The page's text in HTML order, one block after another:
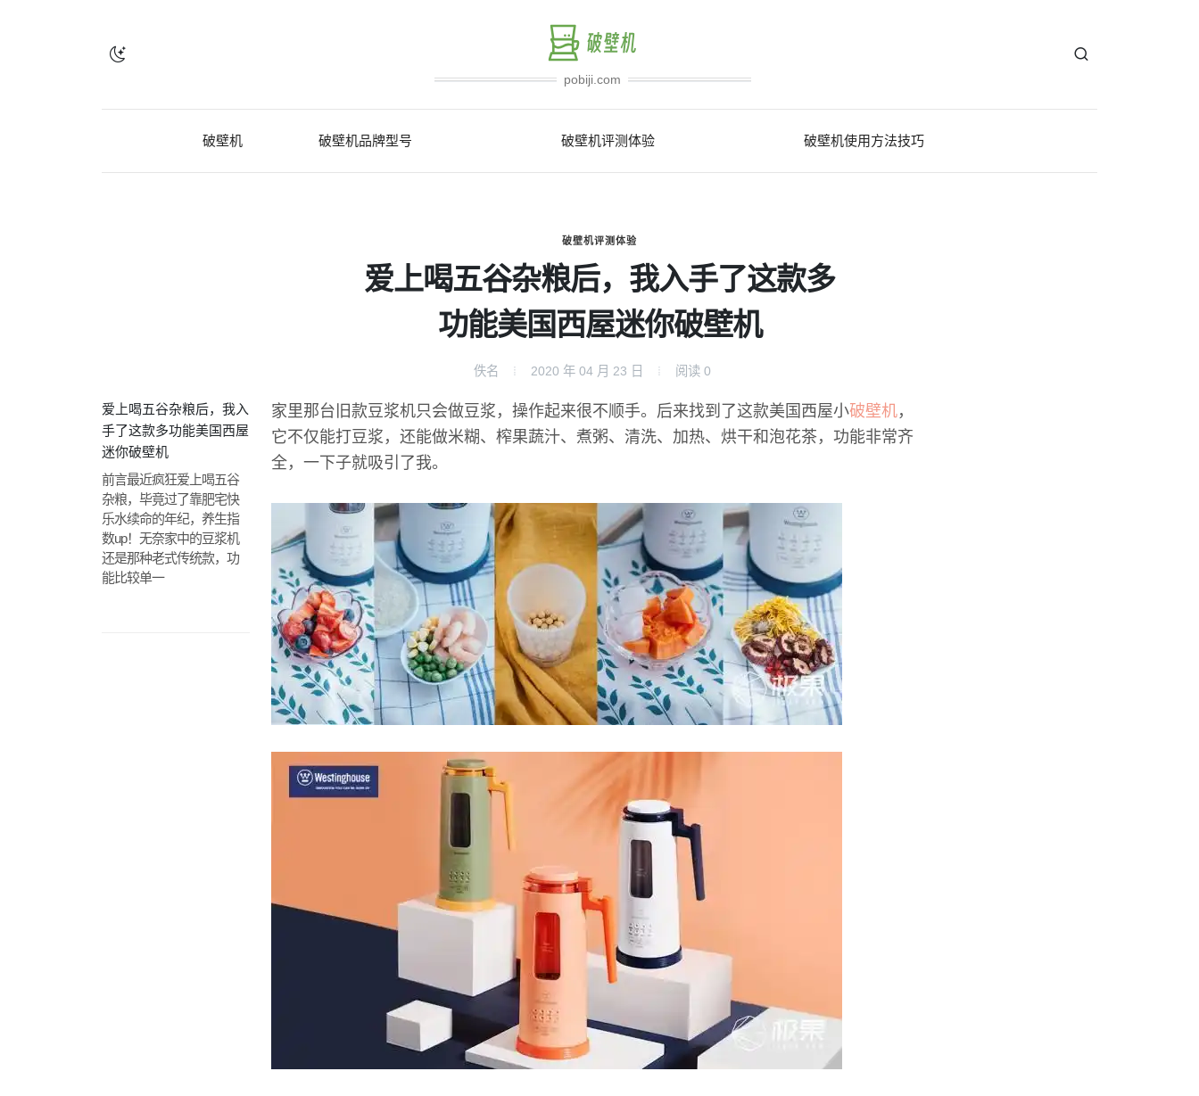
pobiji.com
破壁机 破壁机品牌型号 破壁机评测体验 破壁机使用方法技巧
破壁机评测体验
爱上喝五谷杂粮后，我入手了这款多
功能美国西屋迷你破壁机
佚名 2020 年 04 月 23 日 阅读 0
爱上喝五谷杂粮后，我入
手了这款多功能美国西屋
迷你破壁机
前言最近疯狂爱上喝五谷
杂粮，毕竟过了靠肥宅快
乐水续命的年纪，养生指
数up！无奈家中的豆浆机
还是那种老式传统款，功
能比较单一
家里那台旧款豆浆机只会做豆浆，操作起来很不顺手。后来找到了这款美国西屋小破壁机，
它不仅能打豆浆，还能做米糊、榨果蔬汁、煮粥、清洗、加热、烘干和泡花茶，功能非常齐
全，一下子就吸引了我。